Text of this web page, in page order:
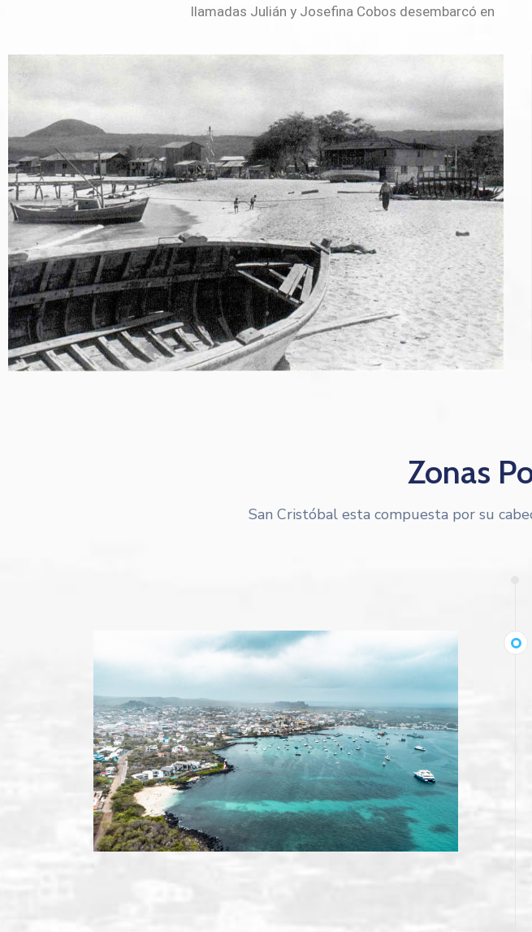
llamadas Julián y Josefina Cobos desembarcó en
Zonas
San Cristóbal esta compuesta por su